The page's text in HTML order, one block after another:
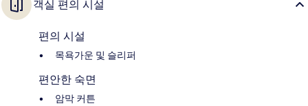
객실 편의 시설
편의 시설
목욕가운 및 슬리퍼
편안한 숙면
암막 커튼